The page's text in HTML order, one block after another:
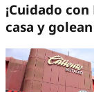
¡Cuidado
casa y